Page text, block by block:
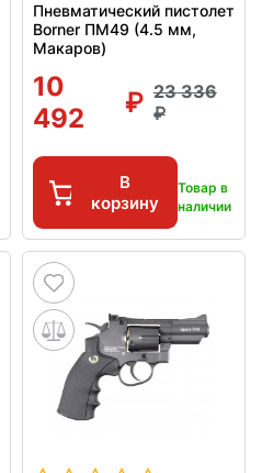
Пневматический пистолет
Borner ПМ49 (4.5 мм,
Макаров)
10
492
23 336
В
корзину
Товар в
наличии